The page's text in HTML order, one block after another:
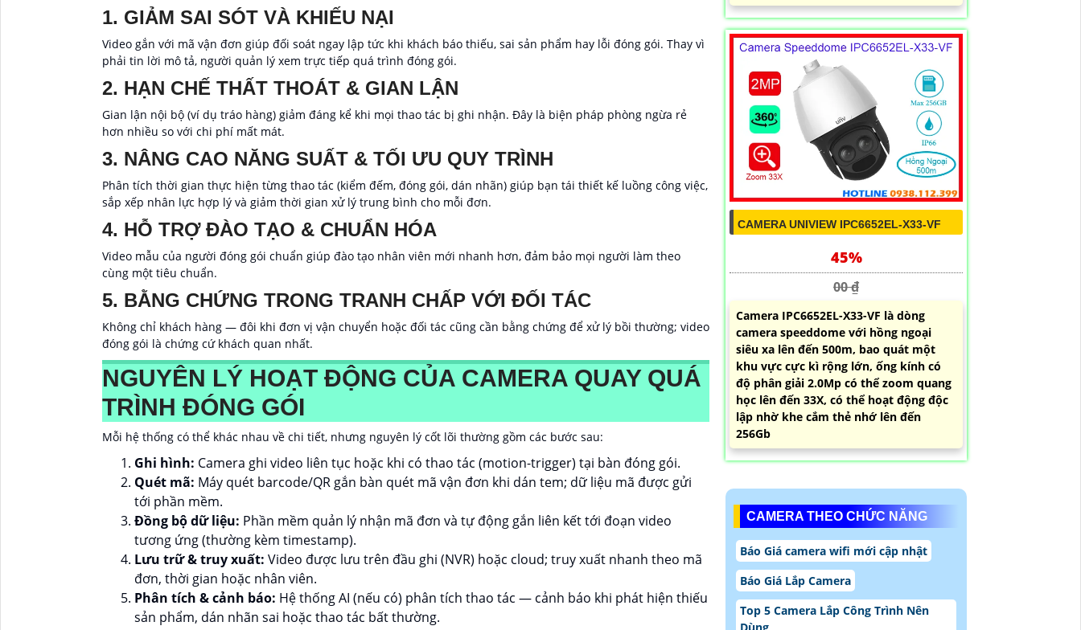
1. GIẢM SAI SÓT VÀ KHIẾU NẠI
Video gắn với mã vận đơn giúp đối soát ngay lập tức khi khách báo thiếu, sai sản phẩm hay lỗi đóng gói. Thay vì
phải tin lời mô tả, người quản lý xem trực tiếp quá trình đóng gói.
2. HẠN CHẾ THẤT THOÁT & GIAN LẬN
Gian lận nội bộ (ví dụ tráo hàng) giảm đáng kể khi mọi thao tác bị ghi nhận. Đây là biện pháp phòng ngừa rẻ
hơn nhiều so với chi phí mất mát.
3. NÂNG CAO NĂNG SUẤT & TỐI ƯU QUY TRÌNH
Phân tích thời gian thực hiện từng thao tác (kiểm đếm, đóng gói, dán nhãn) giúp bạn tái thiết kế luồng công việc,
sắp xếp nhân lực hợp lý và giảm thời gian xử lý trung bình cho mỗi đơn.
4. HỖ TRỢ ĐÀO TẠO & CHUẨN HÓA
Video mẫu của người đóng gói chuẩn giúp đào tạo nhân viên mới nhanh hơn, đảm bảo mọi người làm theo
cùng một tiêu chuẩn.
5. BẰNG CHỨNG TRONG TRANH CHẤP VỚI ĐỐI TÁC
Không chỉ khách hàng — đôi khi đơn vị vận chuyển hoặc đối tác cũng cần bằng chứng để xử lý bồi thường; video
đóng gói là chứng cứ khách quan nhất.
NGUYÊN LÝ HOẠT ĐỘNG CỦA CAMERA QUAY QUÁ
TRÌNH ĐÓNG GÓI
Mỗi hệ thống có thể khác nhau về chi tiết, nhưng nguyên lý cốt lõi thường gồm các bước sau:
Ghi hình: Camera ghi video liên tục hoặc khi có thao tác (motion-trigger) tại bàn đóng gói.
Quét mã: Máy quét barcode/QR gắn bàn quét mã vận đơn khi dán tem; dữ liệu mã được gửi
tới phần mềm.
Đồng bộ dữ liệu: Phần mềm quản lý nhận mã đơn và tự động gắn liên kết tới đoạn video
tương ứng (thường kèm timestamp).
Lưu trữ & truy xuất: Video được lưu trên đầu ghi (NVR) hoặc cloud; truy xuất nhanh theo mã
đơn, thời gian hoặc nhân viên.
Phân tích & cảnh báo: Hệ thống AI (nếu có) phân tích thao tác — cảnh báo khi phát hiện thiếu
sản phẩm, dán nhãn sai hoặc thao tác bất thường.
CAMERA UNIVIEW IPC6652EL-X33-VF
45%
00 ₫
Camera IPC6652EL-X33-VF là dòng
camera speeddome với hồng ngoại
siêu xa lên đến 500m, bao quát một
khu vực cực kì rộng lớn, ống kính có
độ phân giải 2.0Mp có thể zoom quang
học lên đến 33X, có thể hoạt động độc
lập nhờ khe cắm thẻ nhớ lên đến
256Gb
CAMERA THEO CHỨC NĂNG
Báo Giá camera wifi mới cập nhật
Báo Giá Lắp Camera
Top 5 Camera Lắp Công Trình Nên